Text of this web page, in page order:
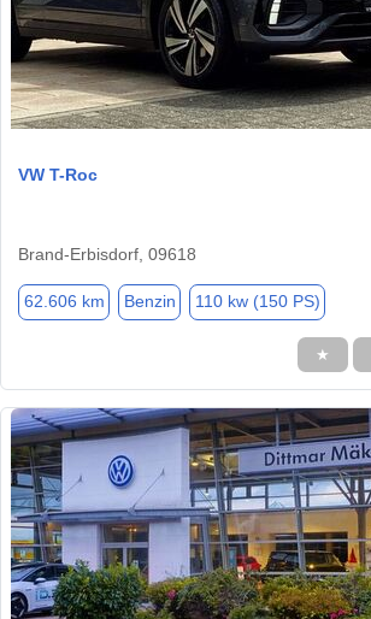
VW T-Roc
Brand-Erbisdorf, 09618
62.606 km Benzin 110 kw (150 PS)
★